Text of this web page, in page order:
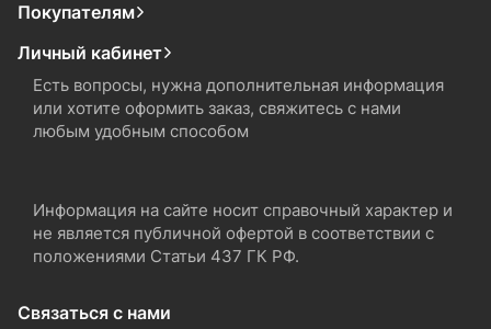
Покупателям
Личный кабинет
Есть вопросы, нужна дополнительная информация
или хотите оформить заказ, свяжитесь с нами
любым удобным способом
Информация на сайте носит справочный характер и
не является публичной офертой в соответствии с
положениями Статьи 437 ГК РФ.
Связаться с нами